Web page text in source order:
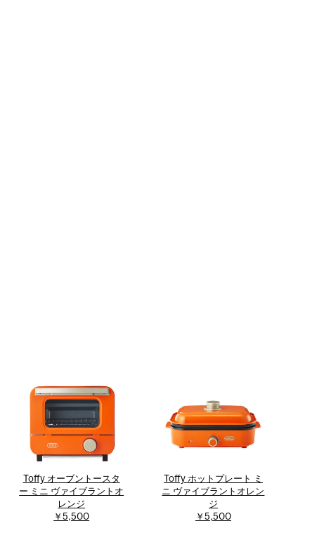
Toffy オーブントースタ
ー ミニ ヴァイブラントオ
レンジ
￥5,500
Toffy ホットプレート ミ
ニ ヴァイブラントオレン
ジ
￥5,500